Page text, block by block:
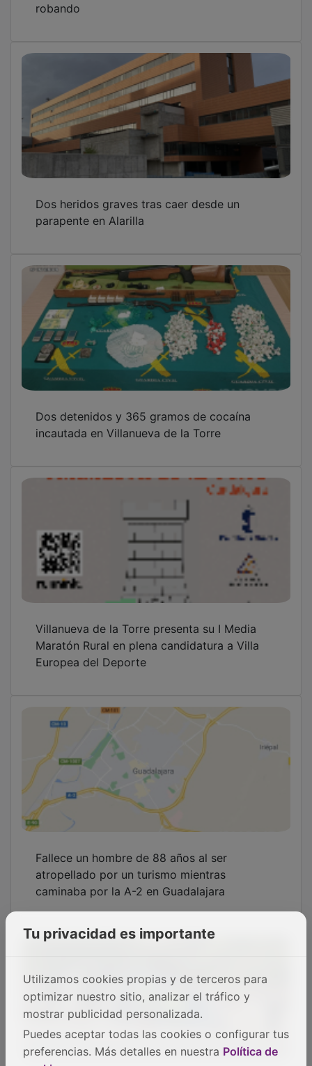
robando
Dos heridos graves tras caer desde un
parapente en Alarilla
Dos detenidos y 365 gramos de cocaína
incautada en Villanueva de la Torre
Villanueva de la Torre presenta su I Media
Maratón Rural en plena candidatura a Villa
Europea del Deporte
Fallece un hombre de 88 años al ser
atropellado por un turismo mientras
caminaba por la A-2 en Guadalajara
Tu privacidad es importante
Utilizamos cookies propias y de terceros para
optimizar nuestro sitio, analizar el tráfico y
mostrar publicidad personalizada.
Puedes aceptar todas las cookies o configurar tus
preferencias. Más detalles en nuestra Política de